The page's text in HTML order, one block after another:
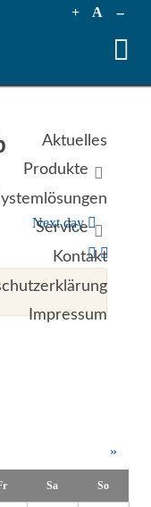
+ A --
Aktuelles
Produkte
Service
Kontakt
Impressum
Next day
»
Sa So